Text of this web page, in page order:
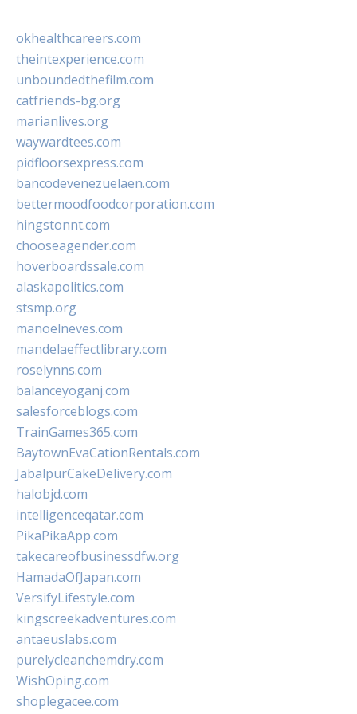
okhealthcareers.com
theintexperience.com
unboundedthefilm.com
catfriends-bg.org
marianlives.org
waywardtees.com
pidfloorsexpress.com
bancodevenezuelaen.com
bettermoodfoodcorporation.com
hingstonnt.com
chooseagender.com
hoverboardssale.com
alaskapolitics.com
stsmp.org
manoelneves.com
mandelaeffectlibrary.com
roselynns.com
balanceyoganj.com
salesforceblogs.com
TrainGames365.com
BaytownEvaCationRentals.com
JabalpurCakeDelivery.com
halobjd.com
intelligenceqatar.com
PikaPikaApp.com
takecareofbusinessdfw.org
HamadaOfJapan.com
VersifyLifestyle.com
kingscreekadventures.com
antaeuslabs.com
purelycleanchemdry.com
WishOping.com
shoplegacee.com